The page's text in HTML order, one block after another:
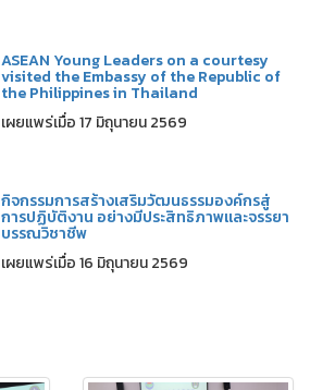
ASEAN Young Leaders on a courtesy
visited the Embassy of the Republic of
the Philippines in Thailand
เผยแพร่เมื่อ 17 มิถุนายน 2569
กิจกรรมการสร้างเสริมวัฒนธรรมองค์กรสู่
การปฏิบัติงาน อย่างมีประสิทธิภาพและจรรยา
บรรณวิชาชีพ
เผยแพร่เมื่อ 16 มิถุนายน 2569